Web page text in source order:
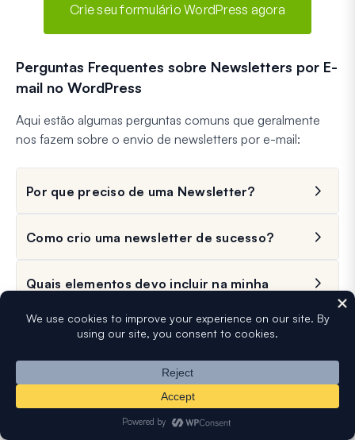
Crie seu formulário WordPress agora
Perguntas Frequentes sobre Newsletters por E-
mail no WordPress
Aqui estão algumas perguntas comuns que geralmente
nos fazem sobre o envio de newsletters por e-mail:
Por que preciso de uma Newsletter?
Como crio uma newsletter de sucesso?
Quais elementos devo incluir na minha
Posso criar uma newsletter sem
experiência em codificação?